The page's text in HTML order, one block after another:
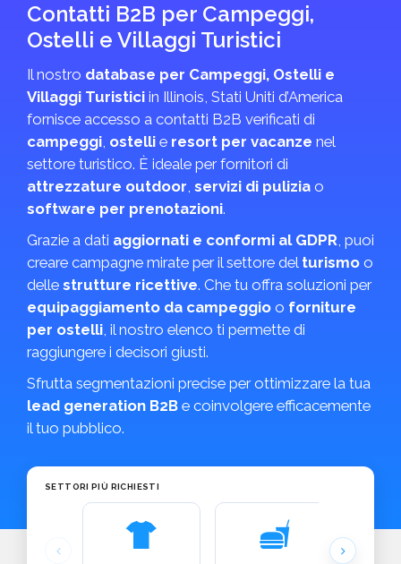
Contatti B2B per Campeggi,
Ostelli e Villaggi Turistici
Il nostro database per Campeggi, Ostelli e
Villaggi Turistici in Illinois, Stati Uniti d’America
fornisce accesso a contatti B2B verificati di
campeggi, ostelli e resort per vacanze nel
settore turistico. È ideale per fornitori di
attrezzature outdoor, servizi di pulizia o
software per prenotazioni.
Grazie a dati aggiornati e conformi al GDPR, puoi
creare campagne mirate per il settore del turismo o
delle strutture ricettive. Che tu offra soluzioni per
equipaggiamento da campeggio o forniture
per ostelli, il nostro elenco ti permette di
raggiungere i decisori giusti.
Sfrutta segmentazioni precise per ottimizzare la tua
lead generation B2B e coinvolgere efficacemente
il tuo pubblico.
SETTORI PIÙ RICHIESTI